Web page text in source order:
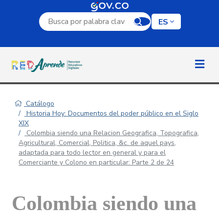
Campo de búsqueda por palabra clave
ES
Catálogo
Historia Hoy: Documentos del poder público en el Siglo
XIX
Colombia siendo una Relacion Geografica, Topografica,
Agricultural, Comercial, Politica, &c. de aquel pays,
adaptada para todo lector en general y para el
Comerciante y Colono en particular: Parte 2 de 24
Colombia siendo una